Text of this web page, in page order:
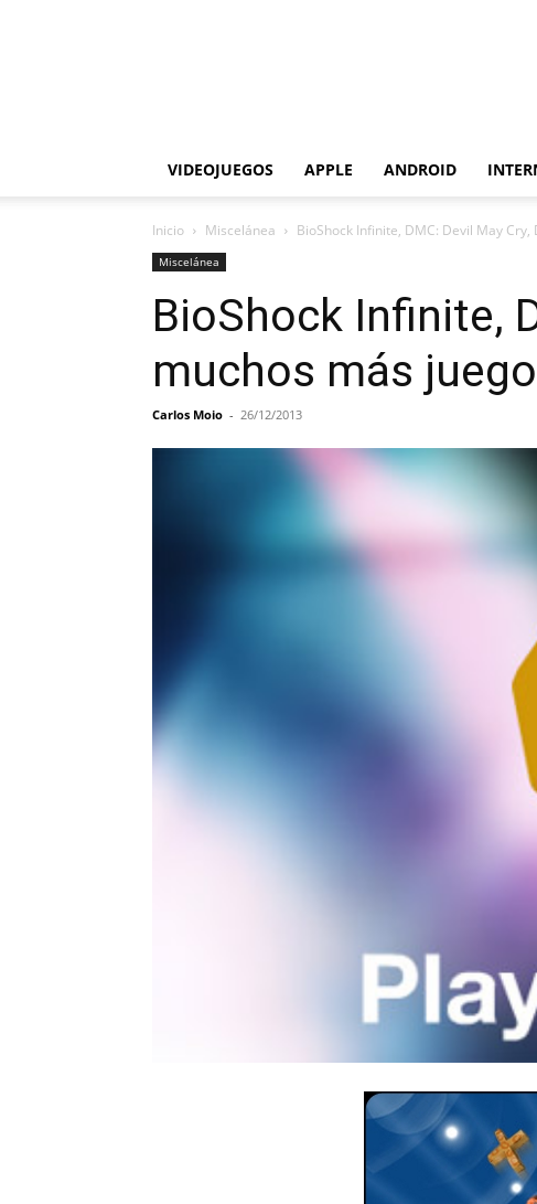
VIDEOJUEGOS APPLE ANDROID
Inicio Miscelánea BioShock Infinite, DMC: Devil May
Miscelánea
BioShock Infinite,
muchos más
Carlos Moio - 26/12/2013